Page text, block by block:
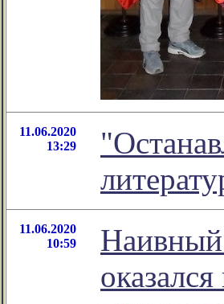
11.06.2020
13:29
11.06.2020
10:59